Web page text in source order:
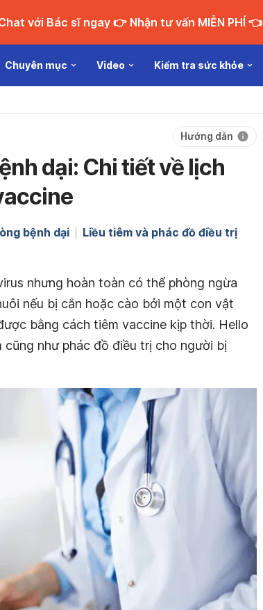
Chat với Bác sĩ ngay 👉 Nhận tư vấn MIỄN PHÍ 👈
Chuyên mục Video Kiểm tra sức khỏe
Hướng dẫn
dại: Chi tiết về lịch
bệnh dại
Liều tiêm và phác đồ điều trị
nhưng hoàn toàn có thể phòng ngừa
nếu bị cắn hoặc cào bởi một con vật
bằng cách tiêm vaccine kịp thời. Hello
cũng như phác đồ điều trị cho người bị